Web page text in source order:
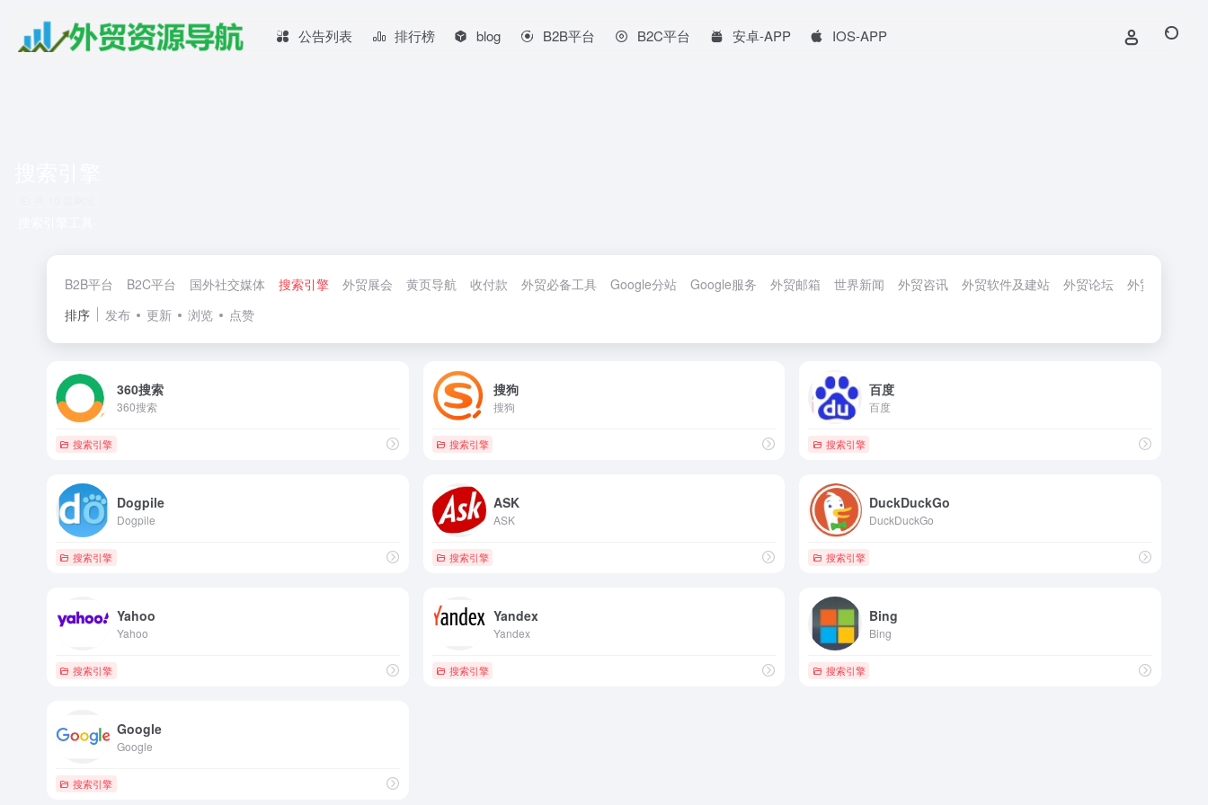
公告列表 排行榜 blog B2B平台 B2C平台 安卓-APP IOS-APP
B2B平台 B2C平台 国外社交媒体 搜索引擎 外贸展会 黄页导航 收付款 外贸必备工具 Google分站 Google服务 外贸邮箱 世界新闻 外贸咨讯 外贸软件及建站 外贸论坛 外贸服务
排序
发布 更新 浏览 点赞
360搜索
360搜索
搜索引擎
搜狗
搜狗
搜索引擎
百度
百度
搜索引擎
Dogpile
Dogpile
搜索引擎
ASK
ASK
搜索引擎
DuckDuckGo
DuckDuckGo
搜索引擎
Yahoo
Yahoo
搜索引擎
Yandex
Yandex
搜索引擎
Bing
Bing
搜索引擎
Google
Google
搜索引擎